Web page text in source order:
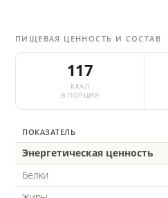
ПИЩЕВАЯ ЦЕННОСТЬ И СОСТАВ
117
ККАЛ
В ПОРЦИИ
ПОКАЗАТЕЛЬ
Энергетическая ценность
Белки